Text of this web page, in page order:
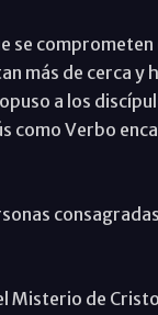
se
más de cerca y
a los
como Verbo
Misterio de